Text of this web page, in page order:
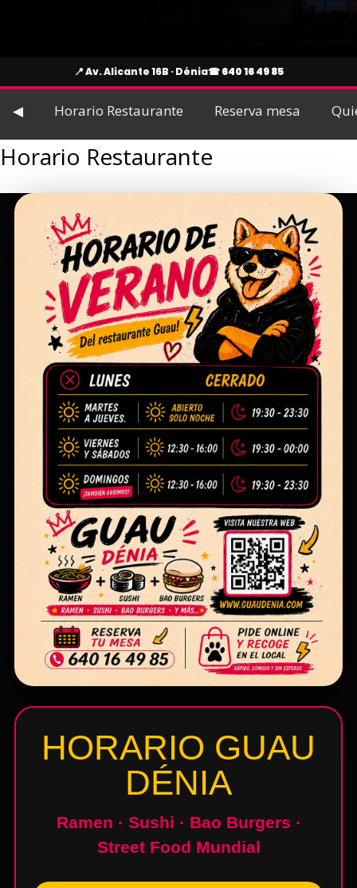
📍 Av. Alicante 16B · Dénia☎640 16 49 85
◀ Horario Restaurante Reserva mesa
Horario Restaurante
HORARIO GUAU
DÉNIA
Ramen · Sushi · Bao Burgers ·
Street Food Mundial